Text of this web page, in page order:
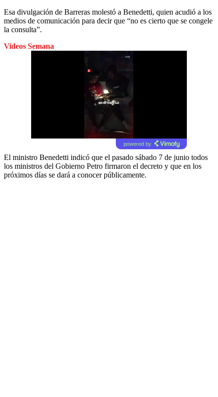
Esa divulgación de Barreras molestó a Benedetti, quien acudió a los
medios de comunicación para decir que “no es cierto que se congele
la consulta”.
Videos Semana
powered by
El ministro Benedetti indicó que el pasado sábado 7 de junio todos
los ministros del Gobierno Petro firmaron el decreto y que en los
próximos días se dará a conocer públicamente.